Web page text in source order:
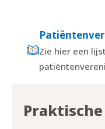
Zie hier een